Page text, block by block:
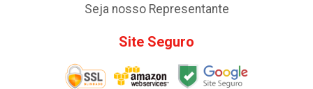
Seja nosso Representante
Site Seguro